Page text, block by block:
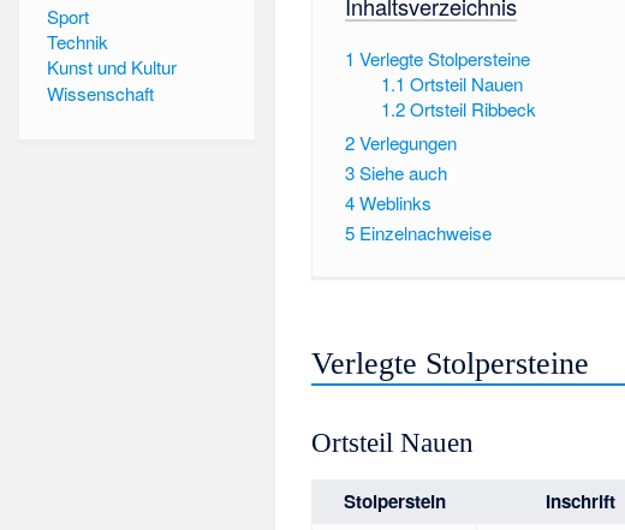
Sport
Technik
Kunst und Kultur
Wissenschaft
Inhaltsverzeichnis
1 Verlegte Stolpersteine
1.1 Ortsteil Nauen
1.2 Ortsteil Ribbeck
2Verlegungen
3Siehe auch
4Weblinks
5 Einzelnachweise
Verlegte Stolpersteine
Ortsteil Nauen
Stolperstein Inschrift